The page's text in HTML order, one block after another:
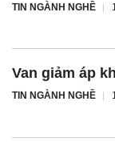
TIN NGÀNH NGHỀ
Van giảm áp
TIN NGÀNH NGHỀ